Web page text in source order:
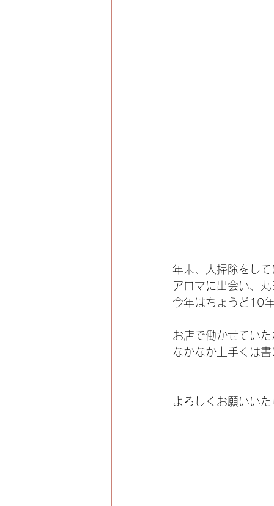
年末、大掃除をし
アロマに出会い、
今年はちょうど10
お店で働かせてい
なかなか上手くは
よろしくお願いい